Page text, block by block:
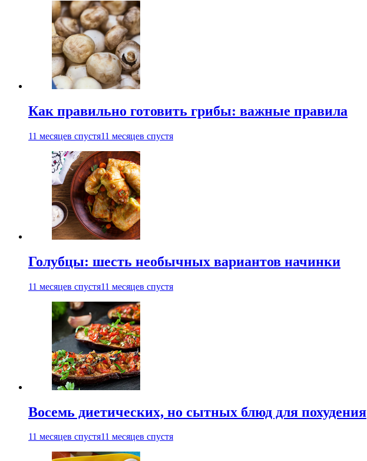
Как правильно готовить грибы: важные правила
11 месяцев спустя11 месяцев спустя
Голубцы: шесть необычных вариантов начинки
11 месяцев спустя11 месяцев спустя
Восемь диетических, но сытных блюд для похудения
11 месяцев спустя11 месяцев спустя